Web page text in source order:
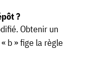
?
Obtenir un
b » fige la règle